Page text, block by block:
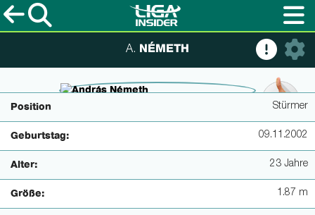
A. NÉMETH
© IMAGO / Fotomontage
Position Stürmer
Geburtstag: 09.11.2002
Alter: 23 Jahre
Größe: 1.87 m